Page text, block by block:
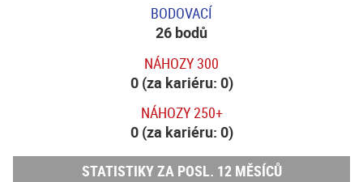
BODOVACÍ
26 bodů
NÁHOZY 300
0 (za kariéru: 0)
NÁHOZY 250+
0 (za kariéru: 0)
STATISTIKY ZA POSL. 12 MĚSÍCŮ